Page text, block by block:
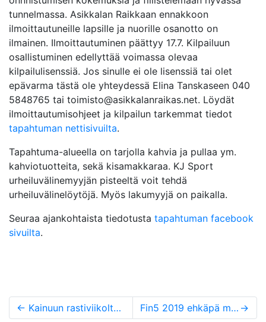
tunnelmassa. Asikkalan Raikkaan ennakkoon
ilmoittautuneille lapsille ja nuorille osanotto on
ilmainen. Ilmoittautuminen päättyy 17.7. Kilpailuun
osallistuminen edellyttää voimassa olevaa
kilpailulisenssiä. Jos sinulle ei ole lisenssiä tai olet
epävarma tästä ole yhteydessä Elina Tanskaseen 040
5848765 tai toimisto@asikkalanraikas.net. Löydät
ilmoittautumisohjeet ja kilpailun tarkemmat tiedot
tapahtuman nettisivuilta.
Tapahtuma-alueella on tarjolla kahvia ja pullaa ym.
kahviotuotteita, sekä kisamakkaraa. KJ Sport
urheiluvälinemyyjän pisteeltä voit tehdä
urheiluvälinelöytöjä. Myös lakumyyjä on paikalla.
Seuraa ajankohtaista tiedotusta tapahtuman facebook
sivuilta.
← Kainuun rastiviikolta Eliakselle pronssia Fin5 2019 ehkäpä menestyksekkäin rastiviikko Raikkaan historiassa! →